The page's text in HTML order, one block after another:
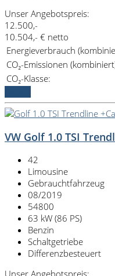
Unser Angebotspreis:
12.500,-
10.504,- € netto
Energieverbrauch
CO₂-Emissionen
CO₂-Klasse:
VW Golf 1.0 TSI
42
Limousine
Gebrauchtfahrzeug
08/2019
54800
63 kW (86 PS)
Benzin
Schaltgetriebe
Differenzbesteuert